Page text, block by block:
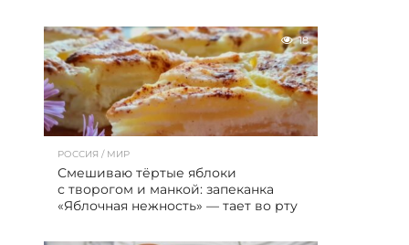
18
РОССИЯ / МИР
Смешиваю тёртые яблоки
с творогом и манкой: запеканка
«Яблочная нежность» — тает во рту